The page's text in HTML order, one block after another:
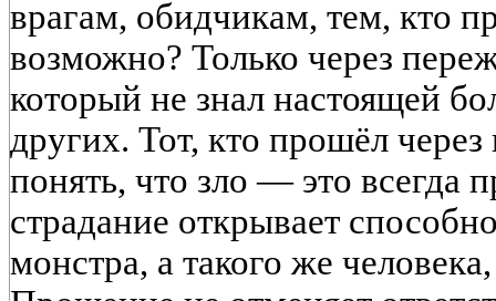
врагам, обидчикам, тем, кто
возможно? Только через
который не знал настоящей
других. Тот, кто прошёл
понять, что зло — это всегда
страдание открывает
монстра, а такого же